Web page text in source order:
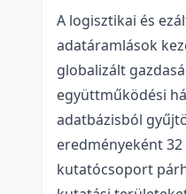
A logisztikai és
adatáramlások
globalizált
együttműködési
adatbázisból
eredményeként
kutatócsoport